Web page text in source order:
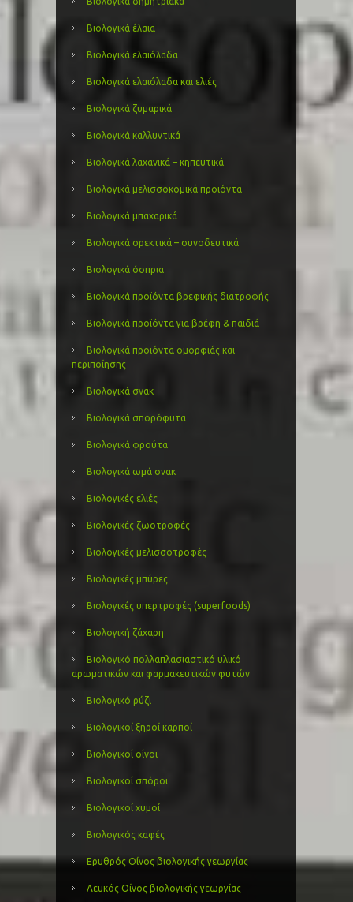
Βιολογικά έλαια
Βιολογικά ελαιόλαδα
Βιολογικά ελαιόλαδα και ελιές
Βιολογικά ζυμαρικά
Βιολογικά καλλυντικά
Βιολογικά λαχανικά – κηπευτικά
Βιολογικά μελισσοκομικά προιόντα
Βιολογικά μπαχαρικά
Βιολογικά ορεκτικά – συνοδευτικά
Βιολογικά όσπρια
Βιολογικά προϊόντα βρεφικής διατροφής
Βιολογικά προϊόντα για βρέφη & παιδιά
Βιολογικά προιόντα ομορφιάς και
περιποίησης
Βιολογικά σνακ
Βιολογικά σπορόφυτα
Βιολογικά φρούτα
Βιολογικά ωμά σνακ
Βιολογικές ελιές
Βιολογικές ζωοτροφές
Βιολογικές μελισσοτροφές
Βιολογικές μπύρες
Βιολογικές υπερτροφές (superfoods)
Βιολογική ζάχαρη
Βιολογικό πολλαπλασιαστικό υλικό
αρωματικών και φαρμακευτικών φυτών
Βιολογικό ρύζι
Βιολογικοί ξηροί καρποί
Βιολογικοί οίνοι
Βιολογικοί σπόροι
Βιολογικοί χυμοί
Βιολογικός καφές
Ερυθρός Οίνος βιολογικής γεωργίας
Λευκός Οίνος βιολογικής γεωργίας